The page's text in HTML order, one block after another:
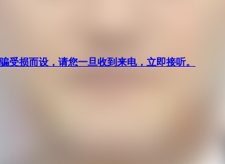
受损而设，请您一旦收到来电，立即接听。